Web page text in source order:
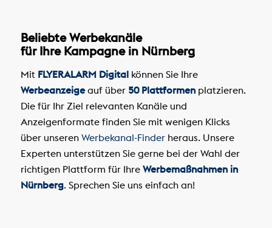
Beliebte Werbekanäle
für Ihre Kampagne in Nürnberg
Mit FLYERALARM Digitalkönnen Sie Ihre
Werbeanzeigeauf über 50 Plattformenplatzieren.
Die für Ihr Ziel relevanten Kanäle und
Anzeigenformate finden Sie mit wenigen Klicks
über unseren Werbekanal-Finderheraus. Unsere
Experten unterstützen Sie gerne bei der Wahl der
richtigen Plattform für Ihre Werbemaßnahmen in
Nürnberg. Sprechen Sie uns einfach an!